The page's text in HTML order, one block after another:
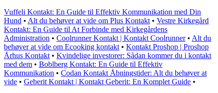
Vuffeli Kontakt: En Guide til Effektiv Kommunikation med Din
Hund • Alt du behøver at vide om Plus Kontakt • Vestre Kirkegård
Kontakt: En Guide til At Forbinde med Kirkegårdens
Administration • Coolrunner Kontakt | Kontakt Coolrunner• Alt du
behøver at vide om Ecooking kontakt • Kontakt Proshop | Proshop
Århus Kontakt • Kvindelige investorer: Sådan kommer du i kontakt
med dem • Boblberg Kontakt: En Guide til Effektiv
Kommunikation • Codan Kontakt Åbningstider: Alt du behøver at
vide • Geberit Kontakt | Kontakt Geberit: En Komplet Guide •